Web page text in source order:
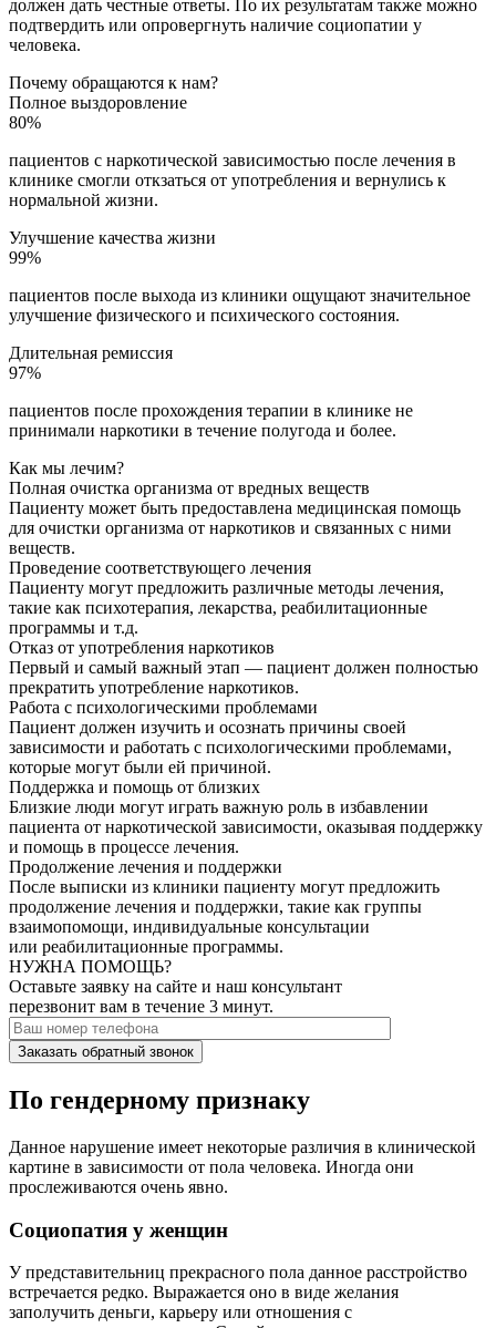
должен дать честные ответы. По их результатам также можно
подтвердить или опровергнуть наличие социопатии у
человека.
Почему обращаются к нам?
Полное выздоровление
80%
пациентов с наркотической зависимостью после лечения в
клинике смогли откзаться от употребления и вернулись к
нормальной жизни.
Улучшение качества жизни
99%
пациентов после выхода из клиники ощущают значительное
улучшение физического и психического состояния.
Длительная ремиссия
97%
пациентов после прохождения терапии в клинике не
принимали наркотики в течение полугода и более.
Как мы лечим?
Полная очистка организма от вредных веществ
Пациенту может быть предоставлена медицинская помощь
для очистки организма от наркотиков и связанных с ними
веществ.
Проведение соответствующего лечения
Пациенту могут предложить различные методы лечения,
такие как психотерапия, лекарства, реабилитационные
программы и т.д.
Отказ от употребления наркотиков
Первый и самый важный этап — пациент должен полностью
прекратить употребление наркотиков.
Работа с психологическими проблемами
Пациент должен изучить и осознать причины своей
зависимости и работать с психологическими проблемами,
которые могут были ей причиной.
Поддержка и помощь от близких
Близкие люди могут играть важную роль в избавлении
пациента от наркотической зависимости, оказывая поддержку
и помощь в процессе лечения.
Продолжение лечения и поддержки
После выписки из клиники пациенту могут предложить
продолжение лечения и поддержки, такие как группы
взаимопомощи, индивидуальные консультации
или реабилитационные программы.
НУЖНА ПОМОЩЬ?
Оставьте заявку на сайте и наш консультант
перезвонит вам в течение 3 минут.
Заказать обратный звонок
По гендерному признаку
Данное нарушение имеет некоторые различия в клинической
картине в зависимости от пола человека. Иногда они
прослеживаются очень явно.
Социопатия у женщин
У представительниц прекрасного пола данное расстройство
встречается редко. Выражается оно в виде желания
заполучить деньги, карьеру или отношения с